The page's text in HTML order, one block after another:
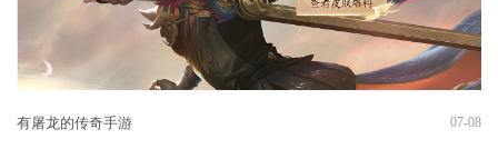
有屠龙的传奇手游 07-08